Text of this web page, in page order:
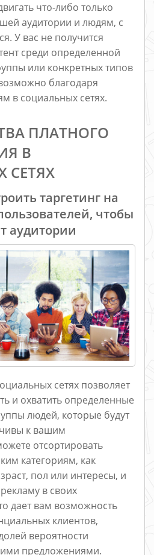
что-либо только
аудитории и людям, с
У вас не получится
среди определенной
или конкретных типов
благодаря
в социальных сетях.
ПЛАТНОГО
В
СЕТЯХ
таргетинг на
чтобы
аудитории
сетях позволяет
и охватить определенные
людей, которые будут
к вашим
отсортировать
категориям, как
пол или интересы, и
в своих
дает вам возможность
клиентов,
вероятности
предложениями.